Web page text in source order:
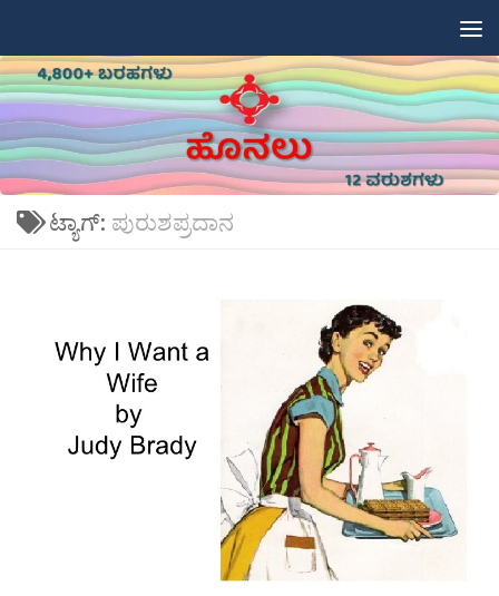
ಟ್ಯಾಗ್: ಪುರುಶಪ್ರದಾನ